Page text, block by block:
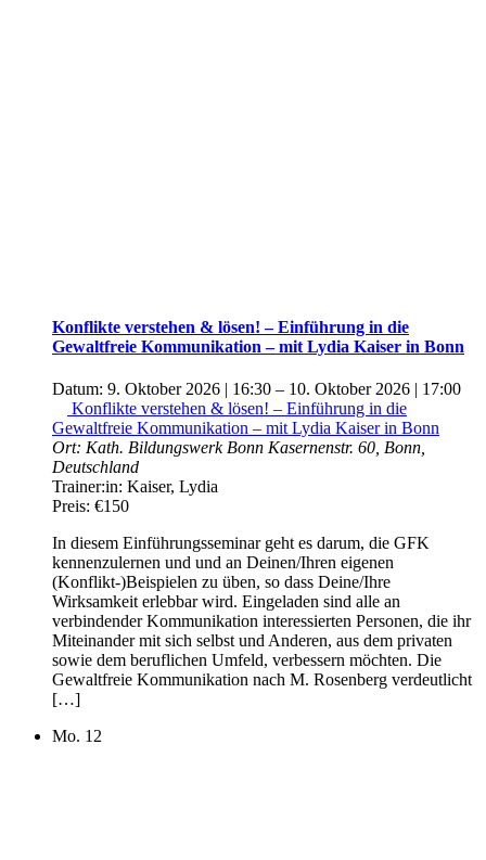
Konflikte verstehen & lösen! – Einführung in die
Gewaltfreie Kommunikation – mit Lydia Kaiser in Bonn
Datum: 9. Oktober 2026 | 16:30 – 10. Oktober 2026 | 17:00
Konflikte verstehen & lösen! – Einführung in die
Gewaltfreie Kommunikation – mit Lydia Kaiser in Bonn
Ort: Kath. Bildungswerk Bonn Kasernenstr. 60, Bonn,
Deutschland
Trainer:in: Kaiser, Lydia
Preis: €150
In diesem Einführungsseminar geht es darum, die GFK
kennenzulernen und und an Deinen/Ihren eigenen
(Konflikt-)Beispielen zu üben, so dass Deine/Ihre
Wirksamkeit erlebbar wird. Eingeladen sind alle an
verbindender Kommunikation interessierten Personen, die ihr
Miteinander mit sich selbst und Anderen, aus dem privaten
sowie dem beruflichen Umfeld, verbessern möchten. Die
Gewaltfreie Kommunikation nach M. Rosenberg verdeutlicht
[…]
Mo. 12